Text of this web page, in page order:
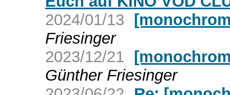
2024/01/13
Friesinger
2023/12/21
Günther Friesinger